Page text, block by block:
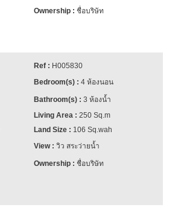
ชื่อบริษัท
H005830
4 ห้องนอน
3 ห้องน้ำ
250 Sq.m
106 Sq.wah
วิว สระว่ายน้ำ
ชื่อบริษัท